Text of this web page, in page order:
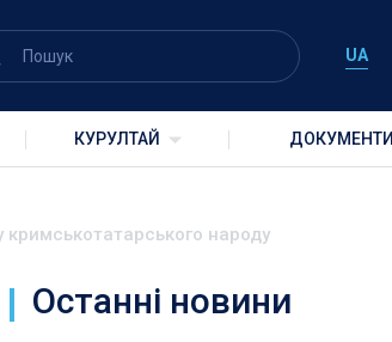
UA
КУРУЛТАЙ ДОКУМЕНТИ
кримськотатарського народу
Останні новини